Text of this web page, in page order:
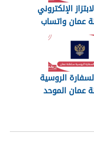
الإلكتروني
عمان واتساب
الروسية
عمان الموحد